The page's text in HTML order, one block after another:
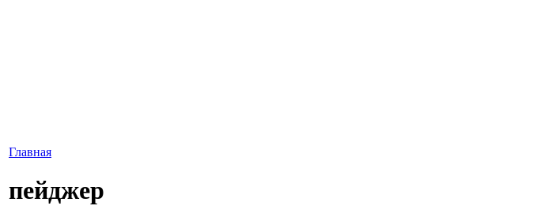
Главная
пейджер